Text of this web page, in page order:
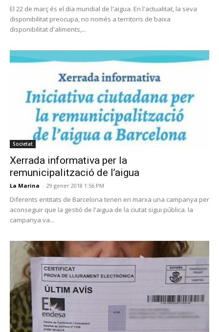
El 22 de març és el dia mundial de l'aigua. En l'actualitat, la seva
disponibilitat preocupa, no només a territoris de baixa
disponibilitat d'aliments,...
Societat
Xerrada informativa per la
remunicipalització de l’aigua
La Marina - 29 gener 2018 1:56 PM
Diferents entitats de Barcelona tenen en marxa una campanya per
aconseguir que la gestió de l'aigua de la ciutat sigui pública. la
campanya va...